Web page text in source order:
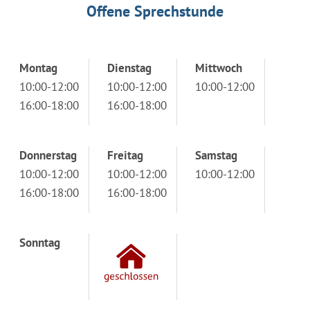
Offene Sprechstunde
Montag
10:00-12:00
16:00-18:00
Dienstag
10:00-12:00
16:00-18:00
Mittwoch
10:00-12:00
Donnerstag
10:00-12:00
16:00-18:00
Freitag
10:00-12:00
16:00-18:00
Samstag
10:00-12:00
Sonntag